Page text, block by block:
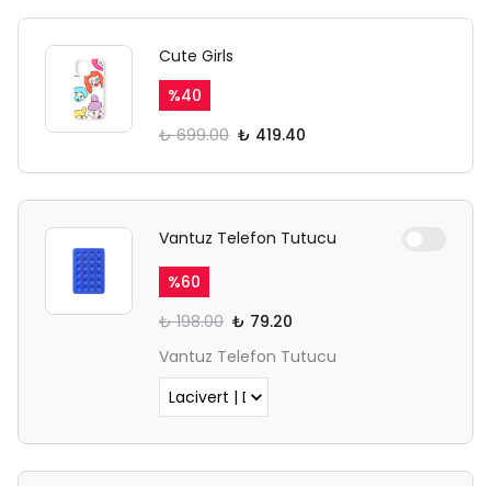
Cute Girls
%40
₺ 699.00 ₺ 419.40
Vantuz Telefon Tutucu
%60
₺ 198.00 ₺ 79.20
Vantuz Telefon Tutucu
açılmayabilir.
Lütfen normal Safari
sekmesinden giriş yapın.